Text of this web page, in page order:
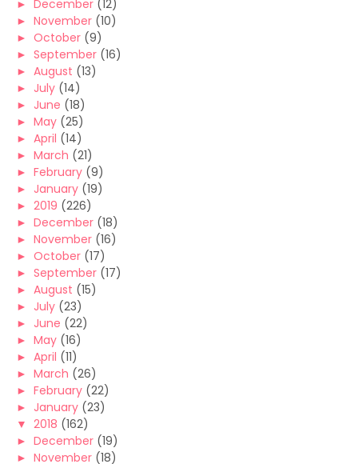
► December (12)
► November (10)
► October (9)
► September (16)
► August (13)
► July (14)
► June (18)
► May (25)
► April (14)
► March (21)
► February (9)
► January (19)
► 2019 (226)
► December (18)
► November (16)
► October (17)
► September (17)
► August (15)
► July (23)
► June (22)
► May (16)
► April (11)
► March (26)
► February (22)
► January (23)
▼ 2018 (162)
► December (19)
► November (18)